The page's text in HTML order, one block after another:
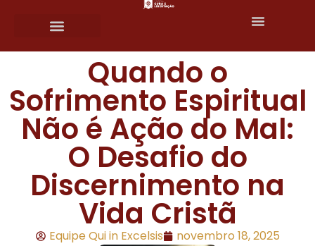
Quando o
Sofrimento Espiritual
Não é Ação do Mal:
O Desafio do
Discernimento na
Vida Cristã
Equipe Qui in Excelsis novembro 18, 2025